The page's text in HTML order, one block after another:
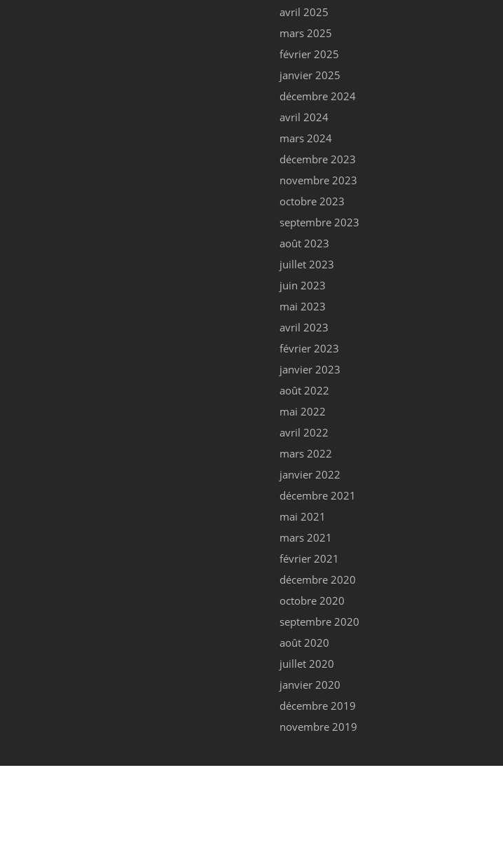
avril 2025
mars 2025
février 2025
janvier 2025
décembre 2024
avril 2024
mars 2024
décembre 2023
novembre 2023
octobre 2023
septembre 2023
août 2023
juillet 2023
juin 2023
mai 2023
avril 2023
février 2023
janvier 2023
août 2022
mai 2022
avril 2022
mars 2022
janvier 2022
décembre 2021
mai 2021
mars 2021
février 2021
décembre 2020
octobre 2020
septembre 2020
août 2020
juillet 2020
janvier 2020
décembre 2019
novembre 2019